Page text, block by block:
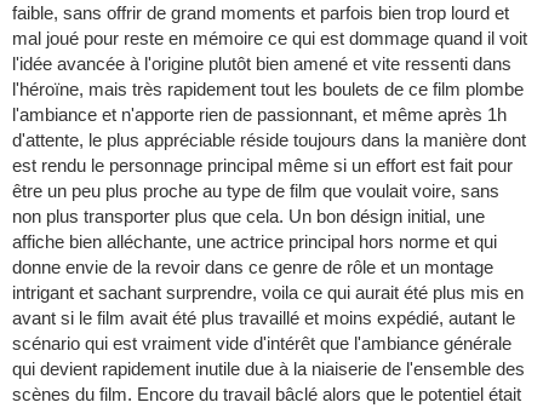
faible, sans offrir de grand moments et parfois bien trop lourd et
mal joué pour reste en mémoire ce qui est dommage quand il voit
l'idée avancée à l'origine plutôt bien amené et vite ressenti dans
l'héroïne, mais très rapidement tout les boulets de ce film plombe
l'ambiance et n'apporte rien de passionnant, et même après 1h
d'attente, le plus appréciable réside toujours dans la manière dont
est rendu le personnage principal même si un effort est fait pour
être un peu plus proche au type de film que voulait voire, sans
non plus transporter plus que cela. Un bon désign initial, une
affiche bien alléchante, une actrice principal hors norme et qui
donne envie de la revoir dans ce genre de rôle et un montage
intrigant et sachant surprendre, voila ce qui aurait été plus mis en
avant si le film avait été plus travaillé et moins expédié, autant le
scénario qui est vraiment vide d'intérêt que l'ambiance générale
qui devient rapidement inutile due à la niaiserie de l'ensemble des
scènes du film. Encore du travail bâclé alors que le potentiel était